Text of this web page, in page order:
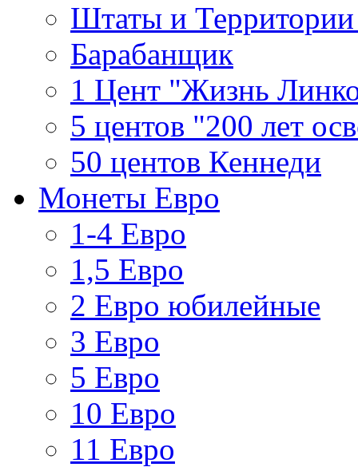
Штаты и
Барабанщик
1 Цент "Жизнь
5 центов "200 лет
50 центов Кеннеди
Монеты Евро
1-4 Евро
1,5 Евро
2 Евро юбилейные
3 Евро
5 Евро
10 Евро
11 Евро